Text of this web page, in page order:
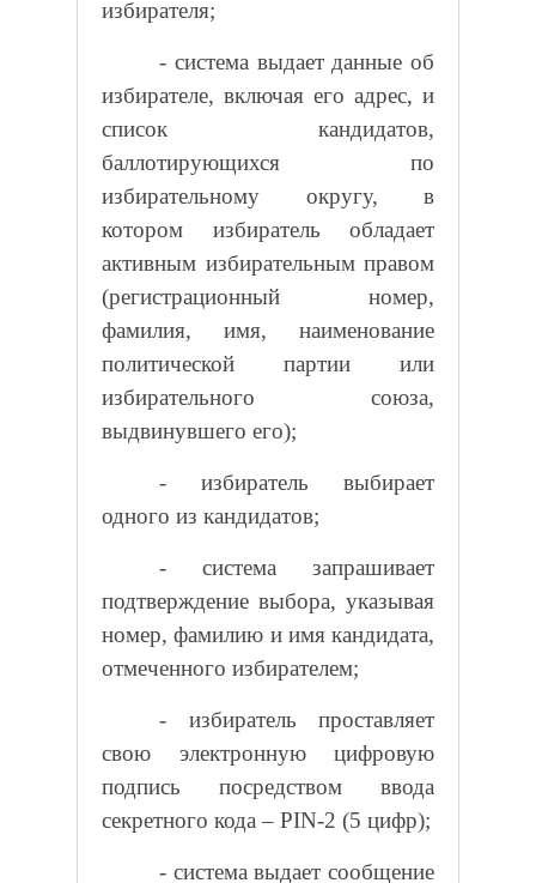
избирателя;
- система выдает данные об
избирателе, включая его адрес, и
список кандидатов,
баллотирующихся по
избирательному округу, в
котором избиратель обладает
активным избирательным правом
(регистрационный номер,
фамилия, имя, наименование
политической партии или
избирательного союза,
выдвинувшего его);
- избиратель выбирает
одного из кандидатов;
- система запрашивает
подтверждение выбора, указывая
номер, фамилию и имя кандидата,
отмеченного избирателем;
- избиратель проставляет
свою электронную цифровую
подпись посредством ввода
секретного кода – PIN-2 (5 цифр);
- система выдает сообщение